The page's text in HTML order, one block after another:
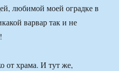
любимой моей оградке в
варвар так и не
от храма. И тут же,